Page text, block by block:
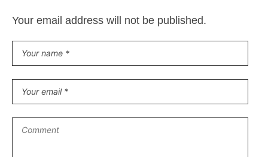
Your email address will not be published.